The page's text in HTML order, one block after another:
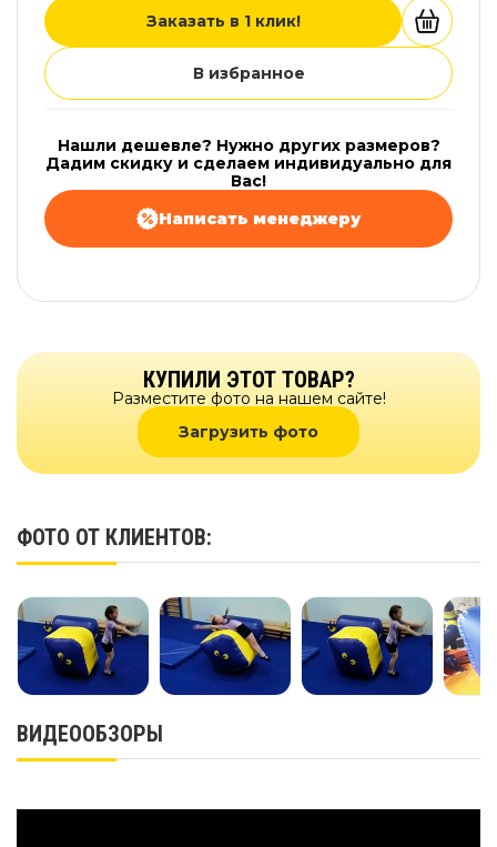
Заказать в 1 клик!
В избранное
Нашли дешевле? Нужно других размеров?
Дадим скидку и сделаем индивидуально для
Вас!
Написать менеджеру
КУПИЛИ ЭТОТ ТОВАР?
Разместите фото на нашем сайте!
Загрузить фото
ФОТО ОТ КЛИЕНТОВ:
ВИДЕООБЗОРЫ